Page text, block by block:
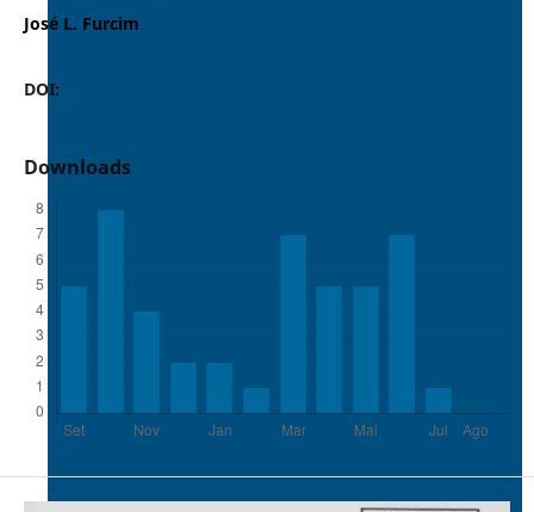
José L. Furcim
DOI:
Downloads